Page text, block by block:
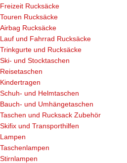
Freizeit Rucksäcke
Touren Rucksäcke
Airbag Rucksäcke
Lauf und Fahrrad Rucksäcke
Trinkgurte und Rucksäcke
Ski- und Stocktaschen
Reisetaschen
Kindertragen
Schuh- und Helmtaschen
Bauch- und Umhängetaschen
Taschen und Rucksack Zubehör
Skifix und Transporthilfen
Lampen
Taschenlampen
Stirnlampen